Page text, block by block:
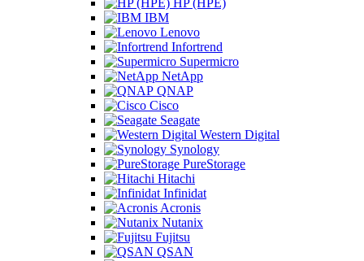
HP (HPE)
IBM
Lenovo
Infortrend
Supermicro
NetApp
QNAP
Cisco
Seagate
Western Digital
Synology
PureStorage
Hitachi
Infinidat
Acronis
Nutanix
Fujitsu
QSAN